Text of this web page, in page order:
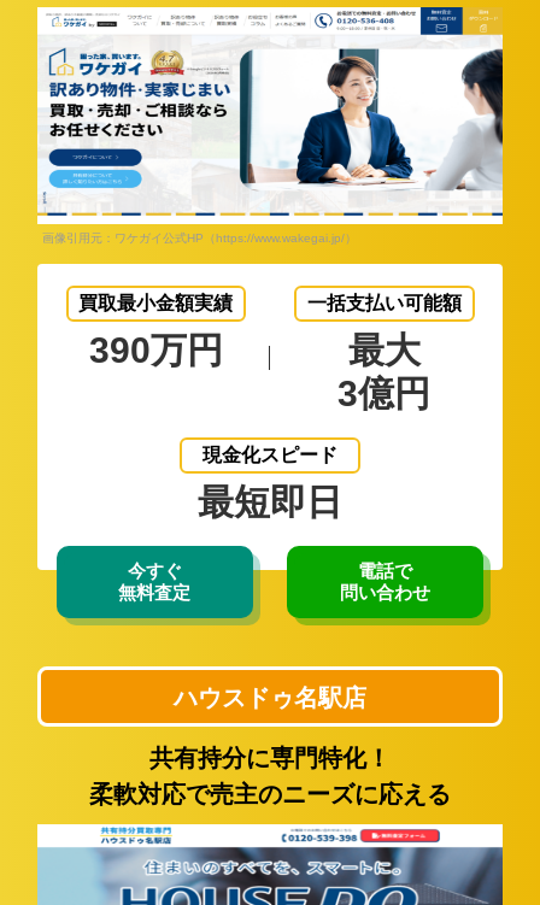
画像引用元：ワケガイ公式HP（https://www.wakegai.jp/）
買取最小金額実績
390万円
一括支払い可能額
最大
3億円
現金化スピード
最短即日
今すぐ
無料査定
電話で
問い合わせ
ハウスドゥ名駅店
共有持分に専門特化！
柔軟対応で売主のニーズに応える